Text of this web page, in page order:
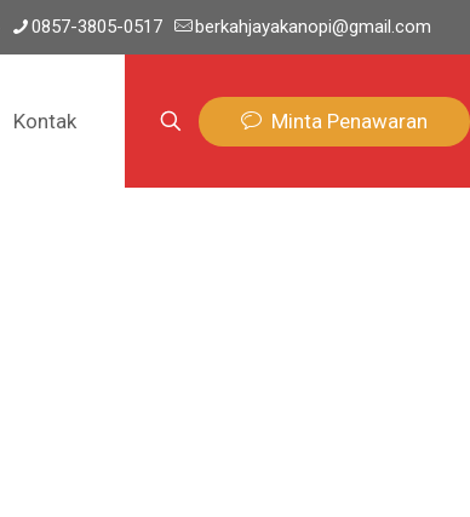
0857-3805-0517 berkahjayakanopi@gmail.com
Kontak Minta Penawaran